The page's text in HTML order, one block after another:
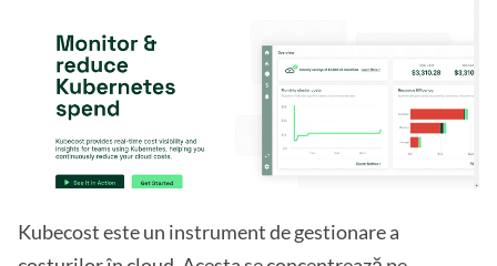
Kubecost este un instrument de gestionare a